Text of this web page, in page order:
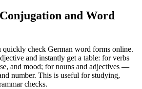
and Word
check German word forms online.
and instantly get a table: for verbs
and mood; for nouns and adjectives —
number. This is useful for studying,
checks.